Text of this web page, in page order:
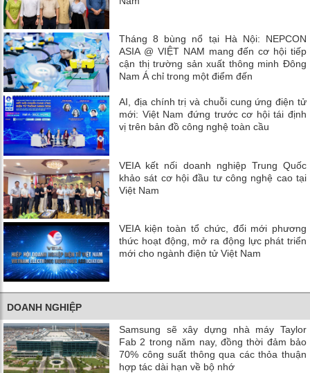
Tháng 8 bùng nổ tại Hà Nội: NEPCON
ASIA @ VIỆT NAM mang đến cơ hội tiếp
cận thị trường sản xuất thông minh Đông
Nam Á chỉ trong một điểm đến
AI, địa chính trị và chuỗi cung ứng điện tử
mới: Việt Nam đứng trước cơ hội tái định
vị trên bản đồ công nghệ toàn cầu
VEIA kết nối doanh nghiệp Trung Quốc
khảo sát cơ hội đầu tư công nghệ cao tại
Việt Nam
VEIA kiện toàn tổ chức, đổi mới phương
thức hoạt động, mở ra động lực phát triển
mới cho ngành điện tử Việt Nam
DOANH NGHIỆP
Samsung sẽ xây dựng nhà máy Taylor
Fab 2 trong năm nay, đồng thời đảm bảo
70% công suất thông qua các thỏa thuận
hợp tác dài hạn về bộ nhớ